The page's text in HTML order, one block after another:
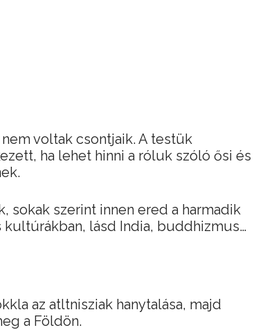
voltak csontjaik. A testük
ha lehet hinni a róluk szóló ősi és
sokak szerint innen ered a harmadik
lásd India, buddhizmus…
az atltnisziak hanytalása, majd
a Földön.